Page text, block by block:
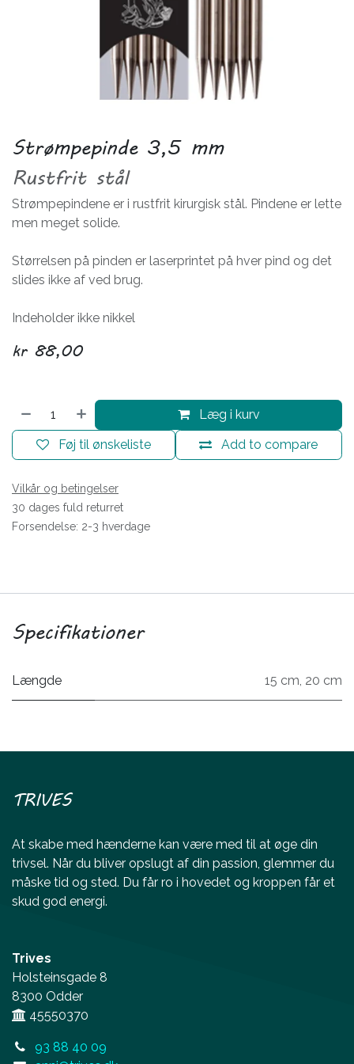
Strømpepinde 3,5 mm
Rustfrit stål
Strømpepindene er i rustfrit kirurgisk stål. Pindene er lette
men meget solide.
Størrelsen på pinden er laserprintet på hver pind og det
slides ikke af ved brug.
Indeholder ikke nikkel
kr 88,00
Læg i kurv
Add to compare
Føj til ønskeliste
Vilkår og betingelser
30 dages fuld returret
Forsendelse: 2-3 hverdage
Specifikationer
Længde 15 cm, 20 cm
TRIVES
At skabe med hænderne kan være med til at øge din
trivsel. Når du bliver opslugt af din passion, glemmer du
måske tid og sted. Du får ro i hovedet og kroppen får et
skud god energi.
Trives
Holsteinsgade 8
8300 Odder
45550370
93 88 40 09